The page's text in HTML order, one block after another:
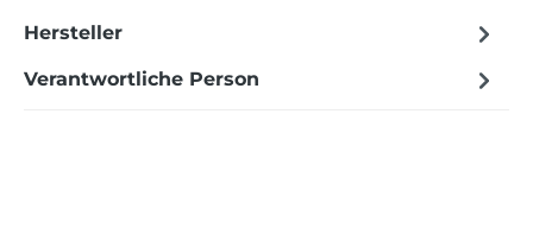
Hersteller
Verantwortliche Person